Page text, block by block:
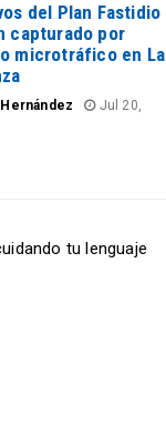
del Plan Fastidio
capturado por
microtráfico en La
Jul 20,
tu lenguaje